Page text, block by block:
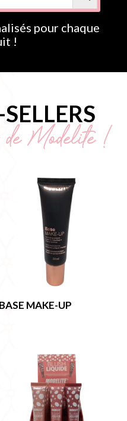
pour chaque
!
Modelite !
BASE MAKE-UP